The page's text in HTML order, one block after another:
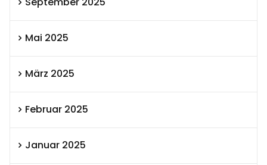
Mai 2025
März 2025
Februar 2025
Januar 2025